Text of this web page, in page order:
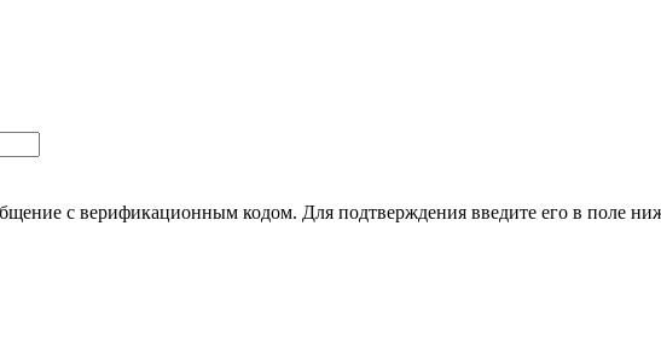
с верификационным кодом. Для подтверждения введите его в поле